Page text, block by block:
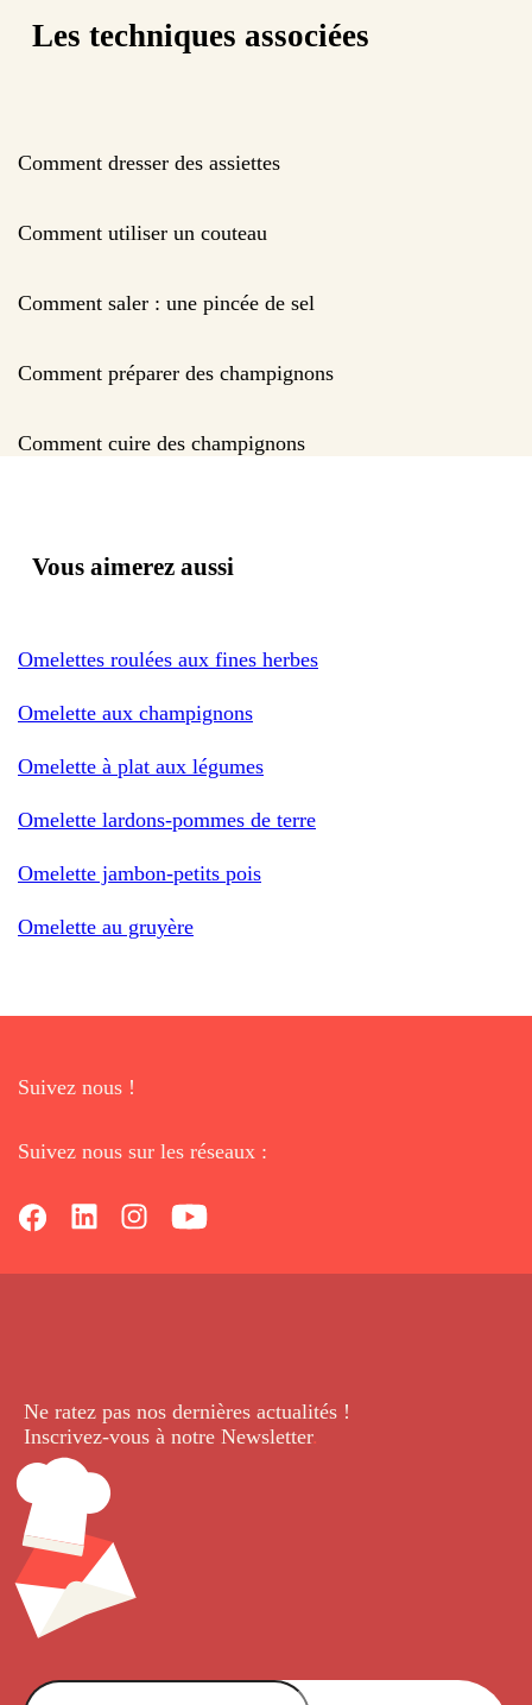
Les techniques associées
Comment dresser des assiettes
Comment utiliser un couteau
Comment saler : une pincée de sel
Comment préparer des champignons
Comment cuire des champignons
Vous aimerez aussi
Omelettes roulées aux fines herbes
Omelette aux champignons
Omelette à plat aux légumes
Omelette lardons-pommes de terre
Omelette jambon-petits pois
Omelette au gruyère
Suivez nous !
Suivez nous sur les réseaux :
Ne ratez pas nos dernières actualités !
Inscrivez-vous à notre Newsletter.